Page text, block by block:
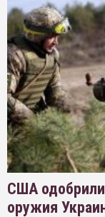
США одобрили
оружия